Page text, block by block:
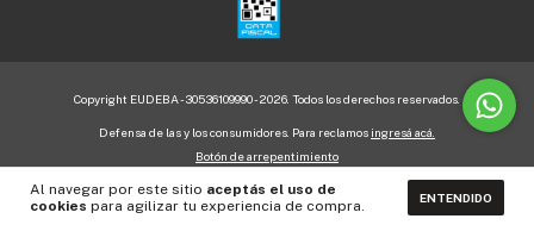
Al navegar por este sitio aceptás el uso de
cookies para agilizar tu experiencia de compra. ENTENDIDO
Copyright EUDEBA - 30536109990 - 2026. Todos los derechos reservados.
Defensa de las y los consumidores. Para reclamos ingresá acá.
Botón de arrepentimiento